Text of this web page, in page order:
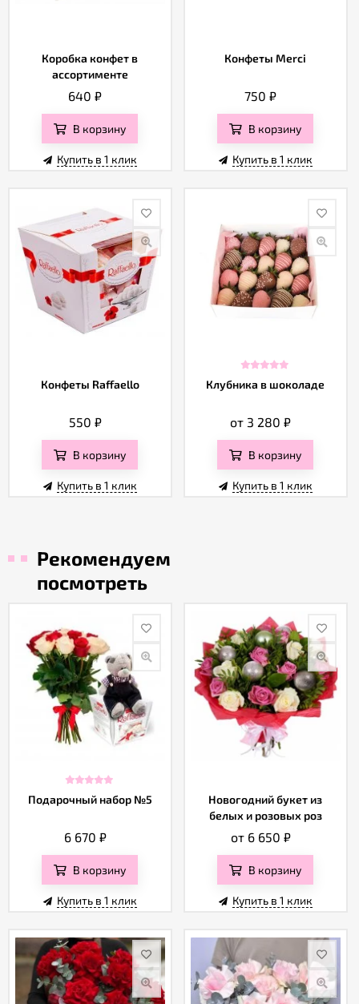
Коробка конфет в
ассортименте
640₽
В корзину
Купить в 1 клик
Конфеты Merci
750₽
В корзину
Купить в 1 клик
Конфеты Raffaello
550 ₽
В корзину
Купить в 1 клик
Клубника в шоколаде
от 3 280₽
В корзину
Купить в 1 клик
Рекомендуем
посмотреть
Подарочный набор №5
6 670 ₽
В корзину
Купить в 1 клик
Новогодний букет из
белых и розовых роз
от 6 650 ₽
В корзину
Купить в 1 клик